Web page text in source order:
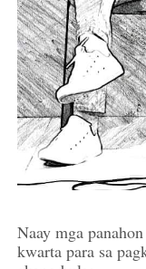
Naay mga
kwarta para sa